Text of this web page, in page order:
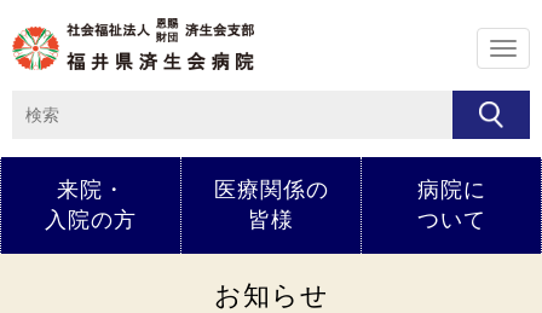
メ
ニ
ュ
来院・
入院の方
医療関係の
皆様
病院に
ついて
お知らせ